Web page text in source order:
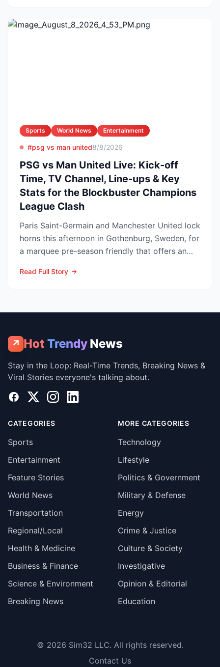
Sports World News Entertainment
#psg vs man united8/8/2026
PSG vs Man United Live: Kick-off
Time, TV Channel, Line-ups & Key
Stats for the Blockbuster Champions
League Clash
Paris Saint-Germain and Manchester United lock
horns this afternoon in Gothenburg, Sweden, for
a marquee pre-season friendly that offers an
Read Full Story
↗ Hot Trendy News
Stay in the Loop: Real-Time Trends, Breaking News &
Viral Stories everyone's talking about.
Facebook
X InstagramLinkedIn
CATEGORIES
Sports
Entertainment
Feature Stories
World News
Transportation
Regional/Local
Health & Medicine
Business & Finance
Science & Environment
Breaking News
MORE CATEGORIES
Technology
Lifestyle
Politics & Government
Military & Defense
Energy
Crime & Justice
Culture & Society
Investigative
Opinion & Editorial
Education
© 2026 Sim32 LLC. All rights reserved.
Contact Us